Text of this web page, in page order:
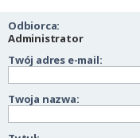
Odbiorca:
Administrator
Twój adres e-mail:
Twoja nazwa: